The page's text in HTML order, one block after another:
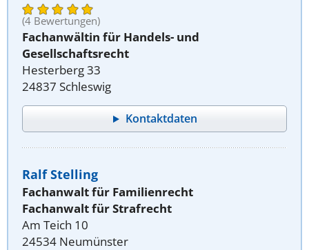
(4 Bewertungen)
Fachanwältin für Handels- und
Gesellschaftsrecht
Hesterberg 33
24837 Schleswig
Kontaktdaten
Ralf Stelling
Fachanwalt für Familienrecht
Fachanwalt für Strafrecht
Am Teich 10
24534 Neumünster